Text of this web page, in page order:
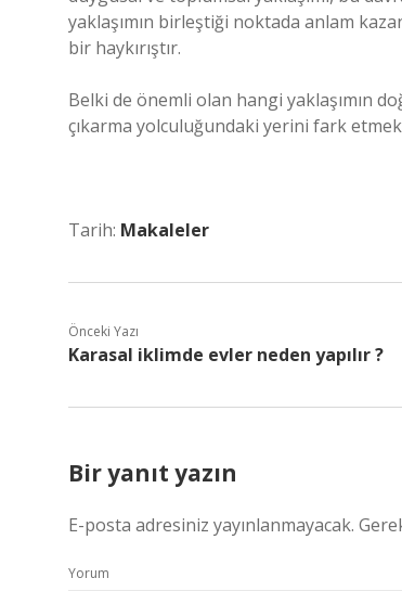
yaklaşımın birleştiği noktada anlam
bir haykırıştır.
Belki de önemli olan hangi yaklaşımın
çıkarma yolculuğundaki yerini fark
Tarih: Makaleler
Önceki Yazı
Karasal iklimde evler neden yapılır ?
Bir yanıt yazın
E-posta adresiniz yayınlanmayacak.
Yorum